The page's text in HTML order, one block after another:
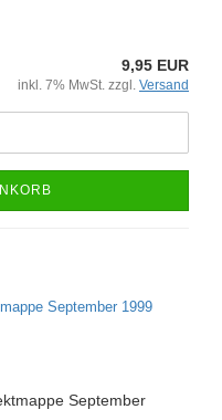
9,95 EUR
inkl. 7% MwSt. zzgl. Versand
September